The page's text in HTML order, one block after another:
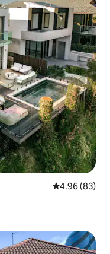
Calificación
4.96 (83)